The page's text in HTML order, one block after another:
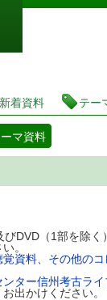
図書
新着資料 テー
マ資料
DVD（1部を除く
。
覚資料、その他のコ
ター信州考古ライ
出かけください。